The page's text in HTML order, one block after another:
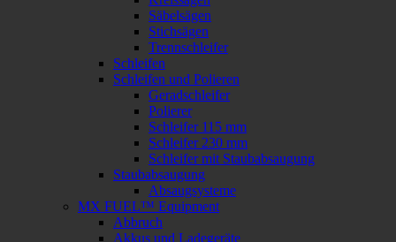
Säbelsägen
Stichsägen
Trennschleifer
Schleifen
Schleifen und Polieren
Geradschleifer
Polierer
Schleifer 115 mm
Schleifer 230 mm
Schleifer mit Staubabsaugung
Staubabsaugung
Absaugsysteme
MX FUEL™ Equipment
Abbruch
Akkus und Ladegeräte